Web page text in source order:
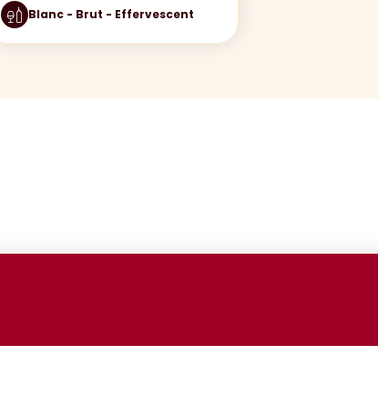
Blanc - Brut - Effervescent